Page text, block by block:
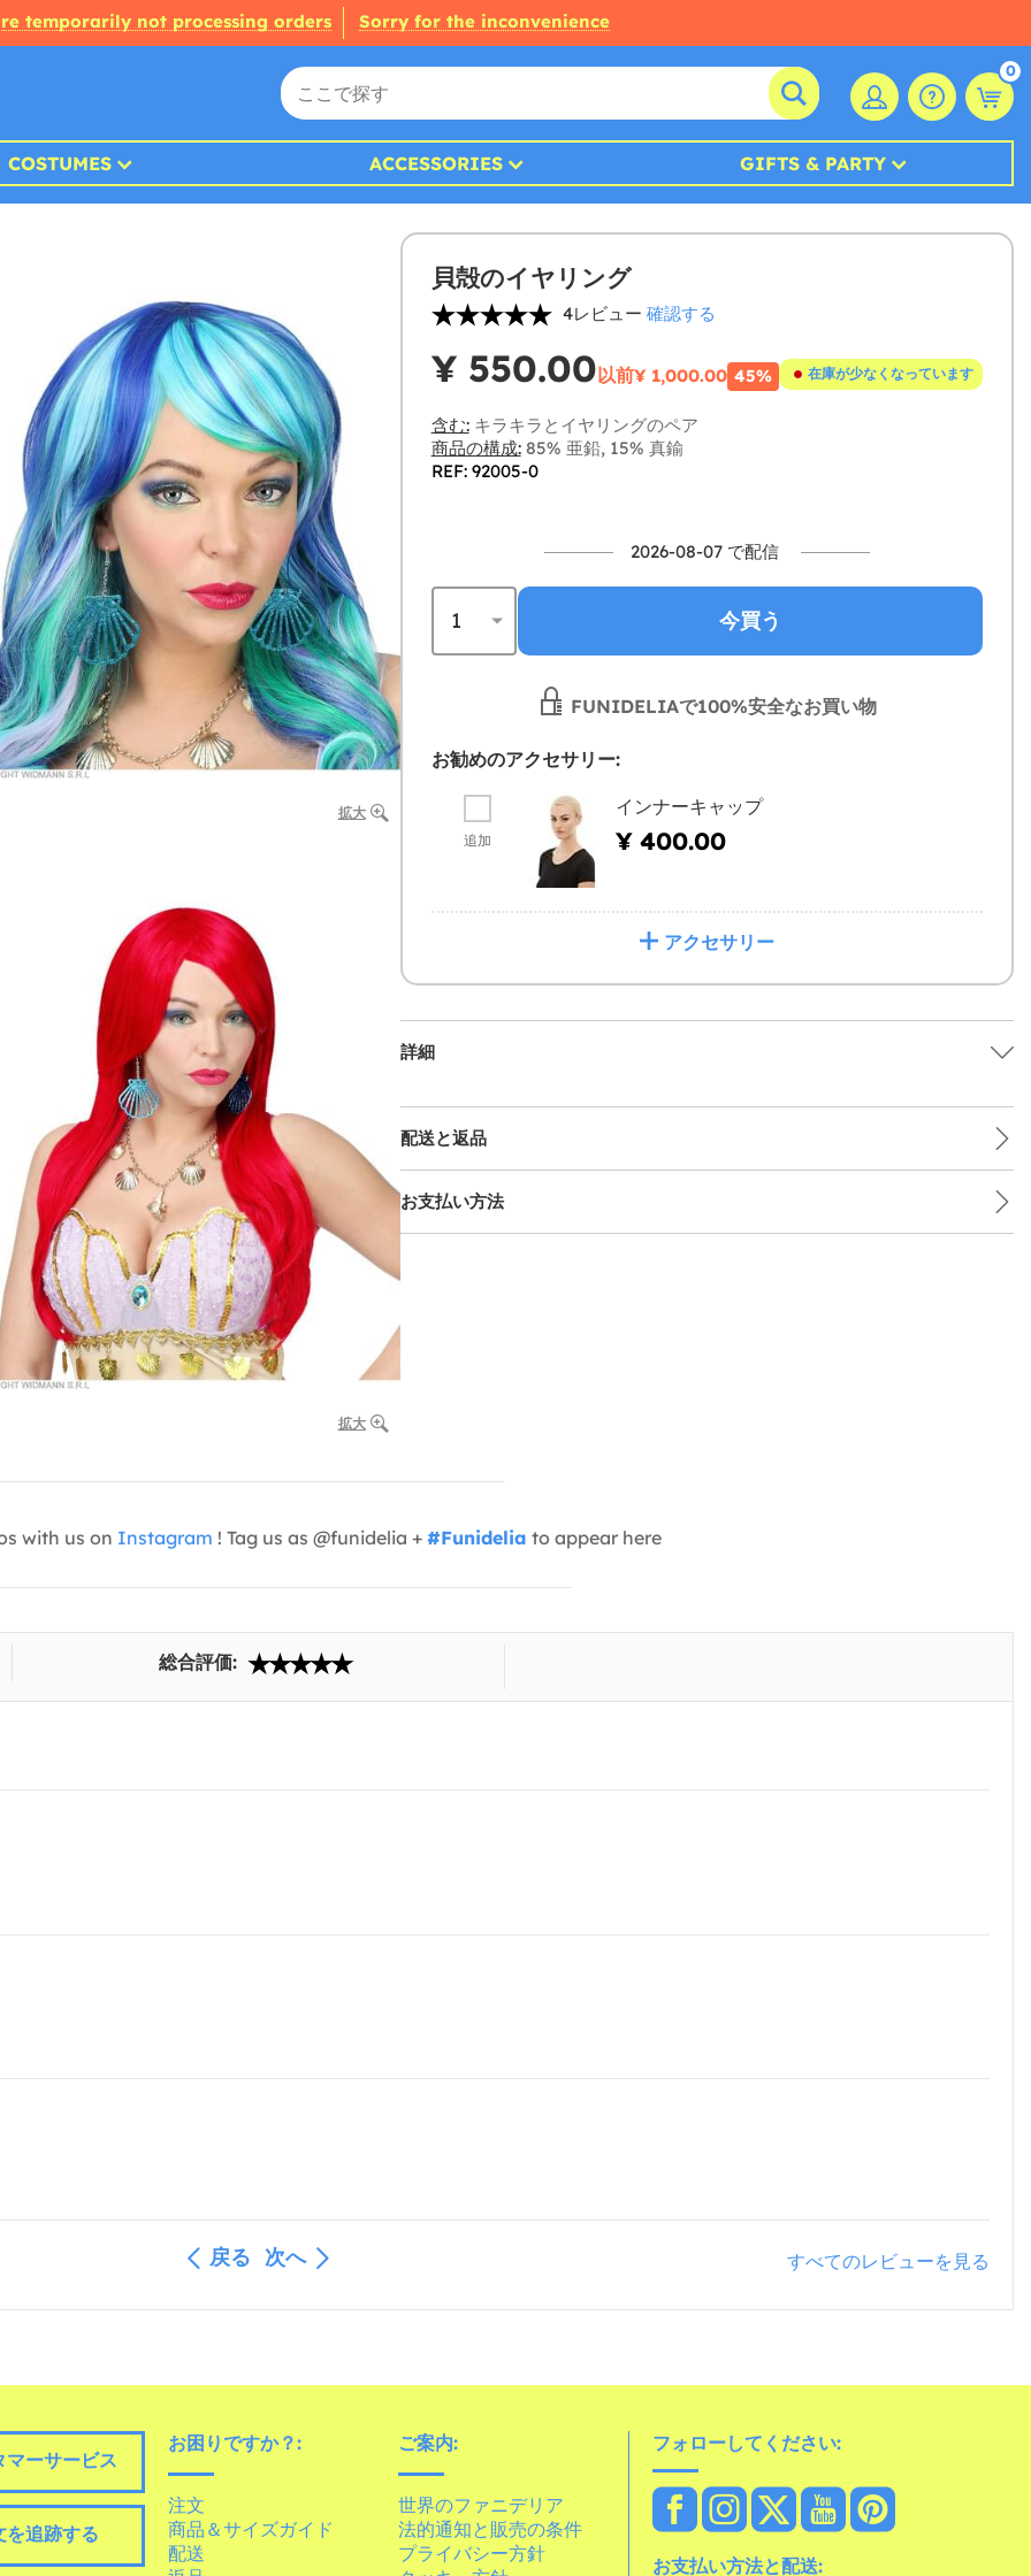
temporarily not processing orders Sorry for the inconvenience
0
COSTUMES ACCESSORIES GIFTS & PARTY
拡大
拡大
貝殻のイヤリング
4レビュー 確認する
¥ 550.00以前¥ 1,000.00 45% 在庫が少なくなっています
含む:キラキラとイヤリングのペア
商品の構成:85% 亜鉛, 15% 真鍮
REF: 92005-0
2026-08-07 で配信
今買う
FUNIDELIAで100%安全なお買い物
お勧めのアクセサリー:
追加
インナーキャップ
¥ 400.00
アクセサリー
詳細
配送と返品
お支払い方法
with us on Instagram ! Tag us as @funidelia + #Funidelia to appear here
総合評価:
戻る 次へ すべてのレビューを見る
ーサービス
追跡する
お困りですか？:
注文
商品＆サイズガイド
配送
ご案内:
世界のファニデリア
法的通知と販売の条件
プライバシー方針
フォローしてください:
お支払い方法と配送: